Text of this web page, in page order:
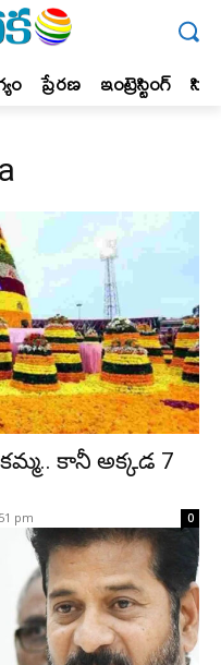
ప్రేర‌ణ‌ ఇంట్రెస్టింగ్‌
కానీ అక్క‌డ 7
pm 0